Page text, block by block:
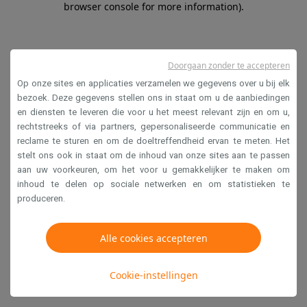
browser console for more information).
Op onze sites en applicaties verzamelen we gegevens over u bij elk
bezoek. Deze gegevens stellen ons in staat om u de aanbiedingen
en diensten te leveren die voor u het meest relevant zijn en om u,
rechtstreeks of via partners, gepersonaliseerde communicatie en
reclame te sturen en om de doeltreffendheid ervan te meten. Het
stelt ons ook in staat om de inhoud van onze sites aan te passen
aan uw voorkeuren, om het voor u gemakkelijker te maken om
inhoud te delen op sociale netwerken en om statistieken te
produceren.
Alle cookies accepteren
Cookie-instellingen
Doorgaan zonder te accepteren